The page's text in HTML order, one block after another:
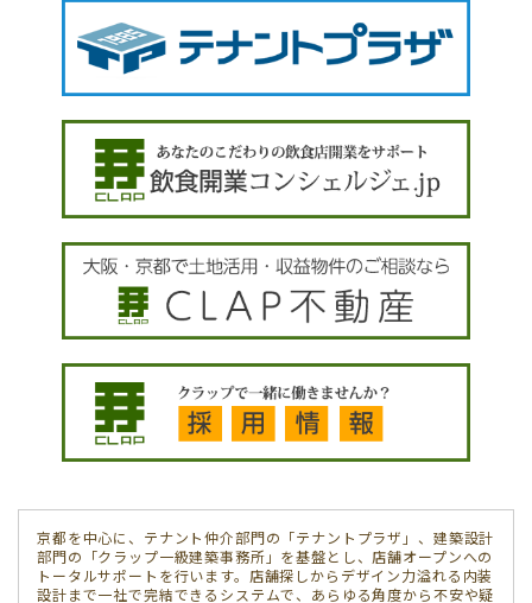
京都を中心に、テナント仲介部門の「テナントプラザ」、建築設計
部門の「クラップ一級建築事務所」を基盤とし、店舗オープンへの
トータルサポートを行います。店舗探しからデザイン力溢れる内装
設計まで一社で完結できるシステムで、あらゆる角度から不安や疑